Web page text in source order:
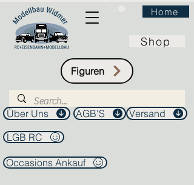
Home
Shop
Figuren
Über Uns AGB'S
Versand
LGB RC
Occasions Ankauf